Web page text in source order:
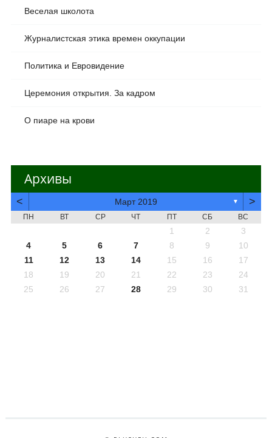
Веселая школота
Журналистская этика времен оккупации
Политика и Евровидение
Церемония открытия. За кадром
О пиаре на крови
Архивы
< Март 2019 ▼ >
ПН ВТ СР ЧТ ПТ СБ ВС
1 2
3
4
5 6 7 8 9
10
11
12 13 14 15 16
17
18
19 20 21 22 23
24
25
26 27 28 29 30 31